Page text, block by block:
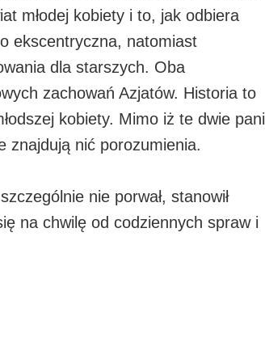
młodej kobiety i to, jak odbiera
ekscentryczna, natomiast
dla starszych. Oba
zachowań Azjatów. Historia to
kobiety. Mimo iż te dwie pani
znajdują nić porozumienia.
nie porwał, stanowił
na chwilę od codziennych spraw i